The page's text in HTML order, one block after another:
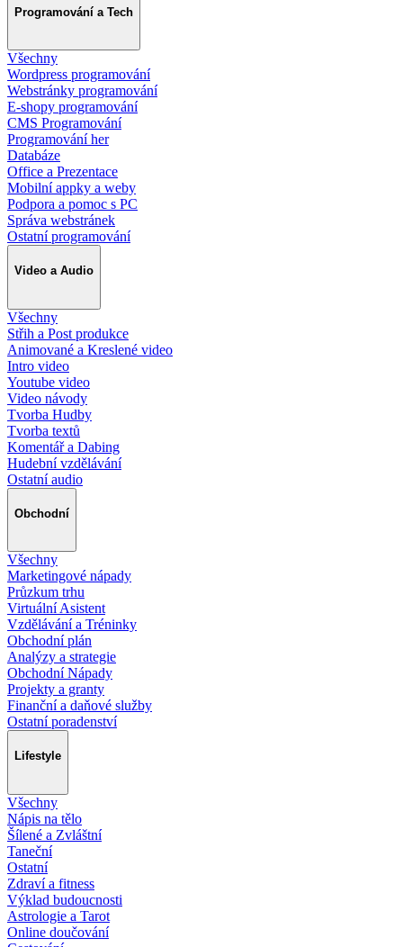
Programování a Tech
Všechny
Wordpress programování
Webstránky programování
E-shopy programování
CMS Programování
Programování her
Databáze
Office a Prezentace
Mobilní appky a weby
Podpora a pomoc s PC
Správa webstránek
Ostatní programování
Video a Audio
Všechny
Střih a Post produkce
Animované a Kreslené video
Intro video
Youtube video
Video návody
Tvorba Hudby
Tvorba textů
Komentář a Dabing
Hudební vzdělávání
Ostatní audio
Obchodní
Všechny
Marketingové nápady
Průzkum trhu
Virtuální Asistent
Vzdělávání a Tréninky
Obchodní plán
Analýzy a strategie
Obchodní Nápady
Projekty a granty
Finanční a daňové služby
Ostatní poradenství
Lifestyle
Všechny
Nápis na tělo
Šílené a Zvláštní
Taneční
Ostatní
Zdraví a fitness
Výklad budoucnosti
Astrologie a Tarot
Online doučování